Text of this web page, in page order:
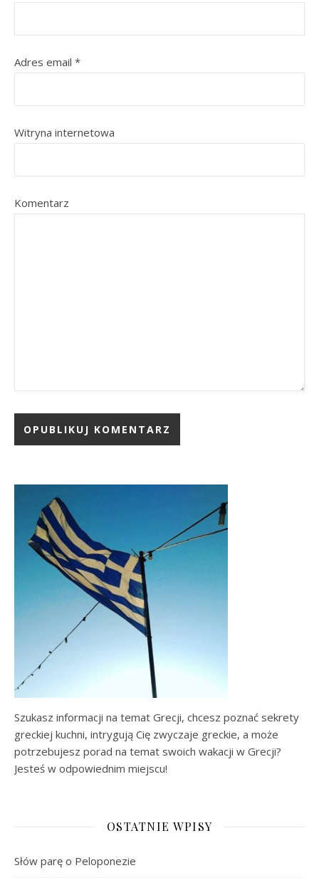
Adres email *
Witryna internetowa
Komentarz
Szukasz informacji na temat Grecji, chcesz poznać sekrety
greckiej kuchni, intrygują Cię zwyczaje greckie, a może
potrzebujesz porad na temat swoich wakacji w Grecji?
Jesteś w odpowiednim miejscu!
OSTATNIE WPISY
Słów parę o Peloponezie